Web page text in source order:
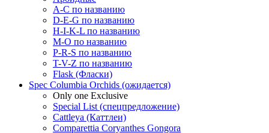
A-C по названию
D-E-G по названию
H-I-K-L по названию
M-O по названию
P-R-S по названию
T-V-Z по названию
Flask (Фласки)
Spec Columbia Orchids (ожидается)
Only one Exclusive
Special List (спецпредложение)
Cattleya (Каттлеи)
Comparettia Coryanthes Gongora